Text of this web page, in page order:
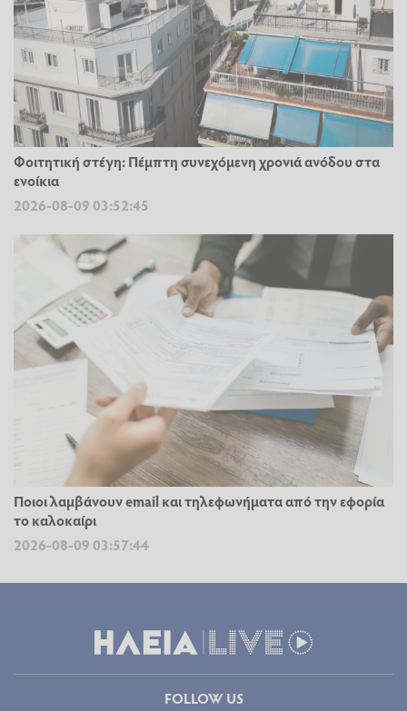
Φοιτητική στέγη: Πέμπτη συνεχόμενη χρονιά ανόδου στα
ενοίκια
2026-08-09 03:52:45
Ποιοι λαμβάνουν email και τηλεφωνήματα από την εφορία
το καλοκαίρι
2026-08-09 03:57:44
FOLLOW US